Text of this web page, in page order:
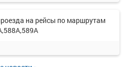
на рейсы по маршрутам